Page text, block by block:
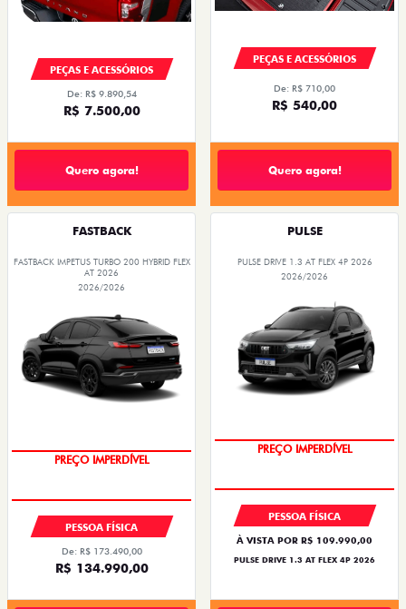
PEÇAS E ACESSÓRIOS
De: R$ 9.890,54
R$ 7.500,00
Quero agora!
PEÇAS E ACESSÓRIOS
De: R$ 710,00
R$ 540,00
Quero agora!
FASTBACK
FASTBACK IMPETUS TURBO 200 HYBRID FLEX
AT 2026
2026/2026
PREÇO IMPERDÍVEL
PESSOA FÍSICA
De: R$ 173.490,00
R$ 134.990,00
PULSE
PULSE DRIVE 1.3 AT FLEX 4P 2026
2026/2026
PREÇO IMPERDÍVEL
PESSOA FÍSICA
À VISTA POR R$ 109.990,00
PULSE DRIVE 1.3 AT FLEX 4P 2026